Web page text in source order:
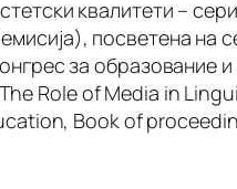
квалитети –
посветена на
за образование
The Role of Media in
Book of